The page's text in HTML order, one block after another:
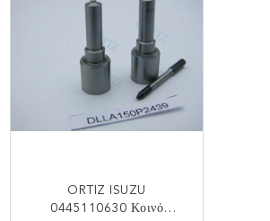
Ραγών 0433172123
ORTIZ ISUZU
0445110630 Κοινό